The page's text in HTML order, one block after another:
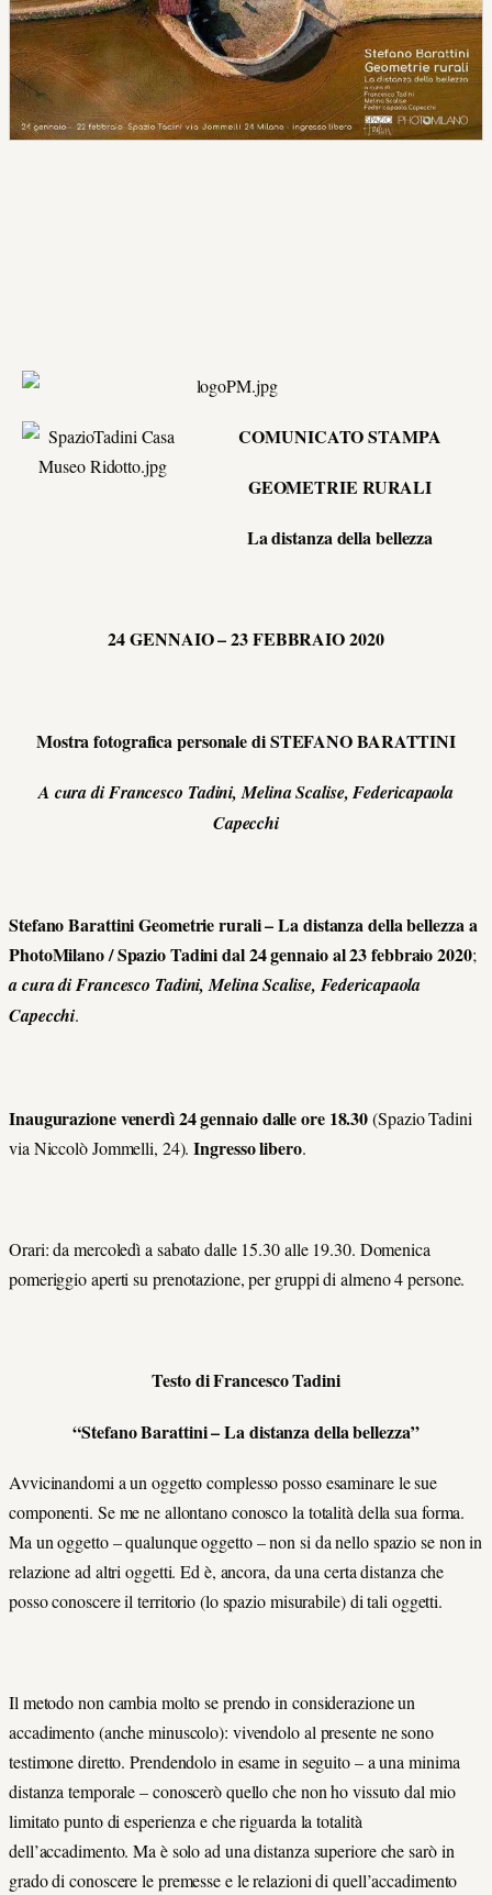
COMUNICATO STAMPA
GEOMETRIE RURALI
La distanza della bellezza
24 GENNAIO – 23 FEBBRAIO 2020
Mostra fotografica personale di STEFANO BARATTINI
A cura di Francesco Tadini, Melina Scalise, Federicapaola
Capecchi
Stefano Barattini Geometrie rurali – La distanza della bellezza a
PhotoMilano / Spazio Tadini dal 24 gennaio al 23 febbraio 2020;
a cura di Francesco Tadini, Melina Scalise, Federicapaola
Capecchi.
Inaugurazione venerdì 24 gennaio dalle ore 18.30(Spazio Tadini
via Niccolò Jommelli, 24).Ingresso libero.
Orari: da mercoledì a sabato dalle 15.30 alle 19.30. Domenica
pomeriggio aperti su prenotazione, per gruppi di almeno 4 persone.
Testo di Francesco Tadini
“Stefano Barattini – La distanza della bellezza”
Avvicinandomi a un oggetto complesso posso esaminare le sue
componenti. Se me ne allontano conosco la totalità della sua forma.
Ma un oggetto – qualunque oggetto – non si da nello spazio se non in
relazione ad altri oggetti. Ed è, ancora, da una certa distanza che
posso conoscere il territorio (lo spazio misurabile) di tali oggetti.
Il metodo non cambia molto se prendo in considerazione un
accadimento (anche minuscolo): vivendolo al presente ne sono
testimone diretto. Prendendolo in esame in seguito – a una minima
distanza temporale – conoscerò quello che non ho vissuto dal mio
limitato punto di esperienza e che riguarda la totalità
dell’accadimento. Ma è solo ad una distanza superiore che sarò in
grado di conoscere le premesse e le relazioni di quell’accadimento